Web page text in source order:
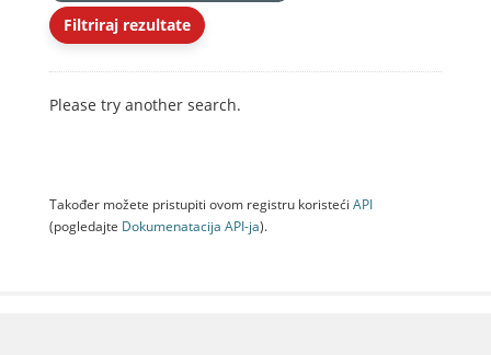
Filtriraj rezultate
Please try another search.
Također možete pristupiti ovom registru koristeći API
(pogledajte Dokumenаtаcijа API-jа).